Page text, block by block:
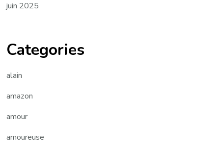
juin 2025
Categories
alain
amazon
amour
amoureuse